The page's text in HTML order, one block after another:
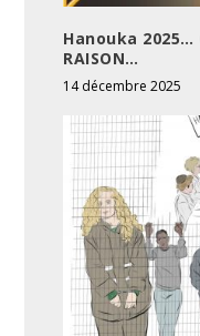
Hanouka 2025…
RAISON…
14 décembre 2025